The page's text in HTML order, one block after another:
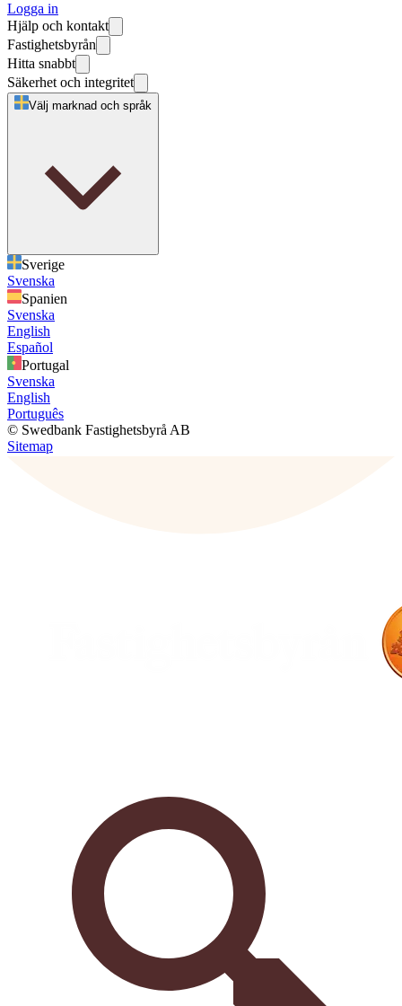
Logga in
Hjälp och kontakt
Fastighetsbyrån
Hitta snabbt
Säkerhet och integritet
Välj marknad och språk
Sverige
Svenska
Spanien
Svenska
English
Español
Portugal
Svenska
English
Português
© Swedbank Fastighetsbyrå AB
Sitemap